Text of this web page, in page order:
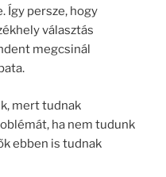
Így persze, hogy
választás
megcsinál
mert tudnak
ha nem tudunk
ebben is tudnak